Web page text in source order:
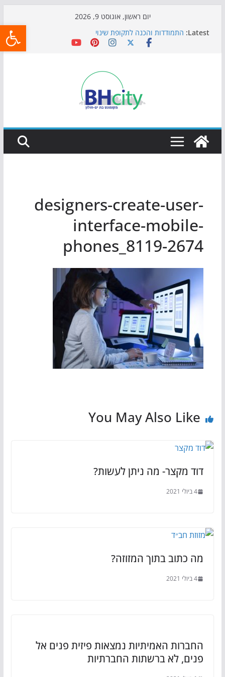
יום ראשון, אוגוסט 9, 2026
Latest: התמודדות והכנה לתקופת שינוי
אי ההרפתקאות ממשיך לכבוש את הגינות: מאות משפחות
כדורגל באווירה מיוחדת: הקרנת גמר המונדיאל בטרמינל
הקיץ של בני הנוער בבת־ים: חוף הריביירה הופך למרחב
בטוח בשעות הערב
designers-create-user-
interface-mobile-
phones_8119-2674
You May Also Like
דוד מקצר- מה ניתן לעשות?
4 ביולי 2021
מה כתוב בתוך המזוזה?
4 ביולי 2021
החברות האמיתיות נמצאות פיזית פנים אל
פנים, לא ברשתות החברתיות